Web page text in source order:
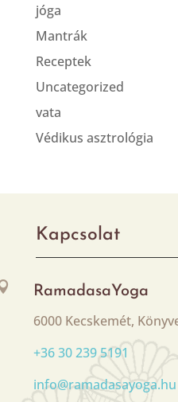
jóga
Mantrák
Receptek
Uncategorized
vata
Védikus asztrológia
Kapcsolat
RamadasaYoga
6000 Kecskemét,
+36 30 239 5191
info@ramadasayoga.hu